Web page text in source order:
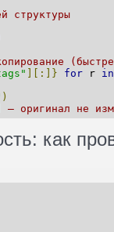
структуры
][:]} for r in
)
оригинал не
как